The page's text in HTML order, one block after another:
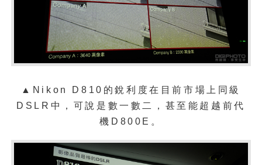
▲ Nikon D810的銳利度在目前市場上同級
DSLR中，可說是數一數二，甚至能超越前代
機D800E。